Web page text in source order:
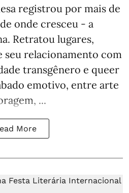
registrou por mais de
onde cresceu - a
Retratou lugares,
seu relacionamento com
transgênero e queer
emotivo, entre arte
...
More